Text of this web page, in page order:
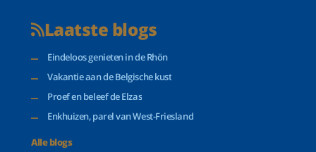
Laatste blogs
Eindeloos genieten in de Rhön
Vakantie aan de Belgische kust
Proef en beleef de Elzas
Enkhuizen, parel van West-Friesland
Alle blogs